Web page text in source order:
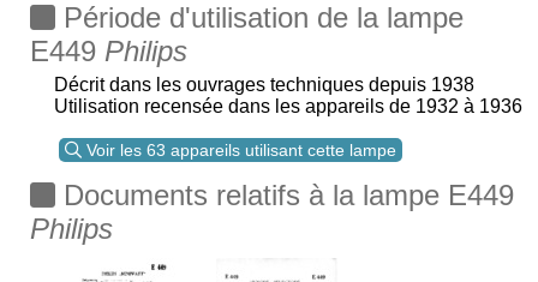
Période d'utilisation de la lampe
E449 Philips
Décrit dans les ouvrages techniques depuis 1938
Utilisation recensée dans les appareils de 1932 à 1936
Voir les 63 appareils utilisant cette lampe
Documents relatifs à la lampe E449
Philips